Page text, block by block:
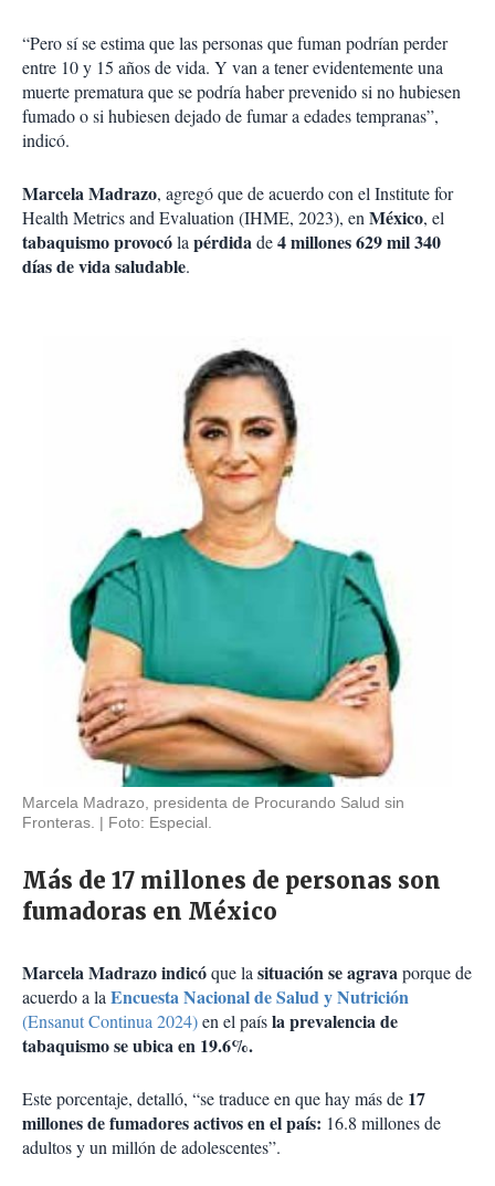
“Pero sí se estima que las personas que fuman podrían perder
entre 10 y 15 años de vida. Y van a tener evidentemente una
muerte prematura que se podría haber prevenido si no hubiesen
fumado o si hubiesen dejado de fumar a edades tempranas”,
indicó.
Marcela Madrazo, agregó que de acuerdo con el Institute for
Health Metrics and Evaluation (IHME, 2023), enMéxico, el
tabaquismo provocólapérdidade4 millones 629 mil 340
días de vida saludable.
Marcela Madrazo, presidenta de Procurando Salud sin
Fronteras.
Foto: Especial.
Más de 17 millones de personas son
fumadoras en México
Marcela Madrazo indicóque lasituación se agravaporque de
acuerdo a laEncuesta Nacional de Salud y Nutrición
(Ensanut Continua 2024)en el paísla prevalencia de
tabaquismo se ubica en 19.6%.
Este porcentaje, detalló, “se traduce en que hay más de 17
millones de fumadores activos en el país: 16.8 millones de
adultos y un millón de adolescentes”.